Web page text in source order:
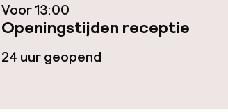
Voor 13:00
Openingstijden receptie
24 uur geopend